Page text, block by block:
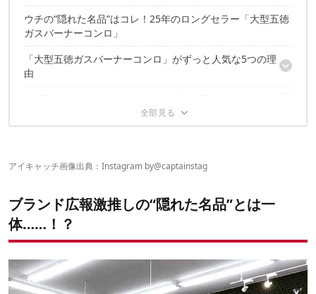
ウチの“隠れた名品”はコレ！25年のロングセラー「大型五徳
ガスバーナーコンロ」
「大型五徳ガスバーナーコンロ」がずっと人気な5つの理
由
その2. 折りたためばペタンコ！付属バッグにスリム収納
その4. 使いやすい細部パーツ
その5. 「表面加工」と「取り外せる五徳」でお手入れもイージ
リスペクトすべき隠れた名品はまだまだ存在する？！
アイキャッチ画像出典：Instagram by@captainstag
ブランド広報激推しの“隠れた名品”とは一
体……！？